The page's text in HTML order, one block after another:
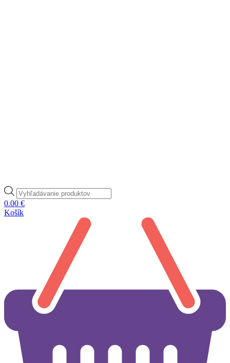
Products
search
0.00 €
Košík